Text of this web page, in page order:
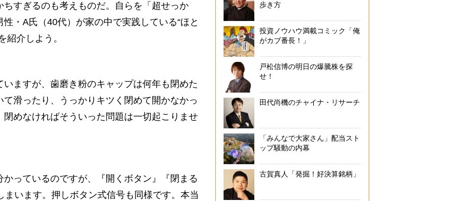
すぎるのも考えものだ。自らを「超せっか
・A氏（40代）が家の中で実践している“ほと
紹介しよう。
いますが、歯磨き粉のキャップは何年も閉めた
滑ったり、うっかりキツく閉めて開かなかっ
めなければそういった問題は一切起こりませ
かっているのですが、『開くボタン』『閉まる
います。押しボタン式信号も同様です。本当
歩き方
投資ノウハウ満載コミック「俺
がカブ番長！」
戸松信博の明日の爆騰株を探
せ！
田代尚機のチャイナ・リサーチ
「みんなで大家さん」配当スト
ップ騒動の内幕
古賀真人「発掘！好決算銘柄」